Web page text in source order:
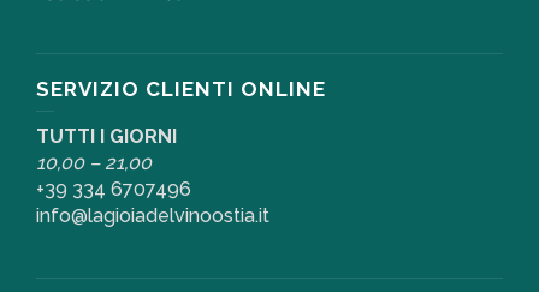
SERVIZIO CLIENTI ONLINE
TUTTI I GIORNI
10,00 – 21,00
+39 334 6707496
info@lagioiadelvinoostia.it